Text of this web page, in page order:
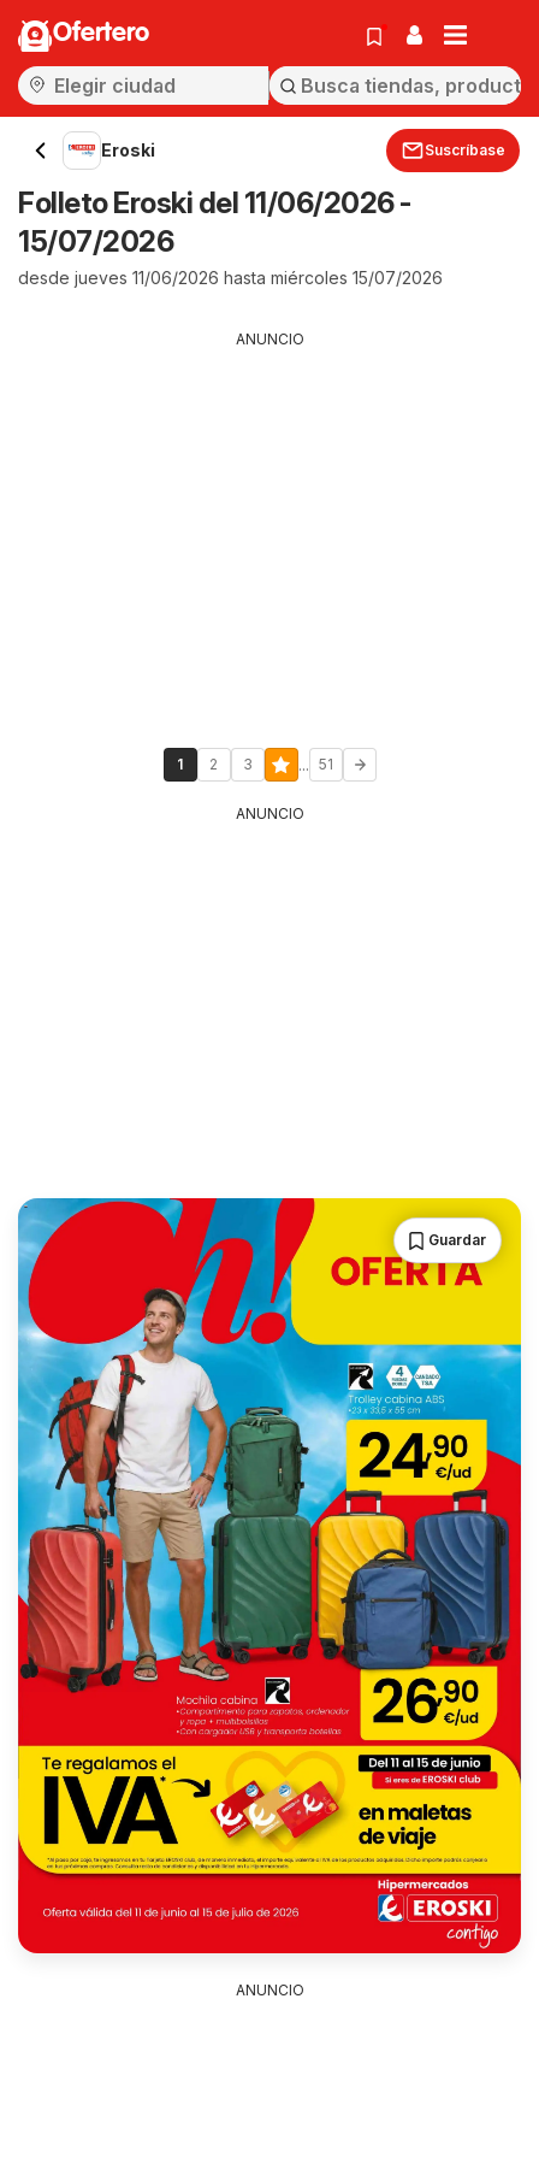
Ofertero
Eroski Suscríbase
Folleto Eroski del 11/06/2026 -
15/07/2026
desde jueves 11/06/2026 hasta miércoles 15/07/2026
ANUNCIO
1 2 3 ... 51
ANUNCIO
Guardar
ANUNCIO